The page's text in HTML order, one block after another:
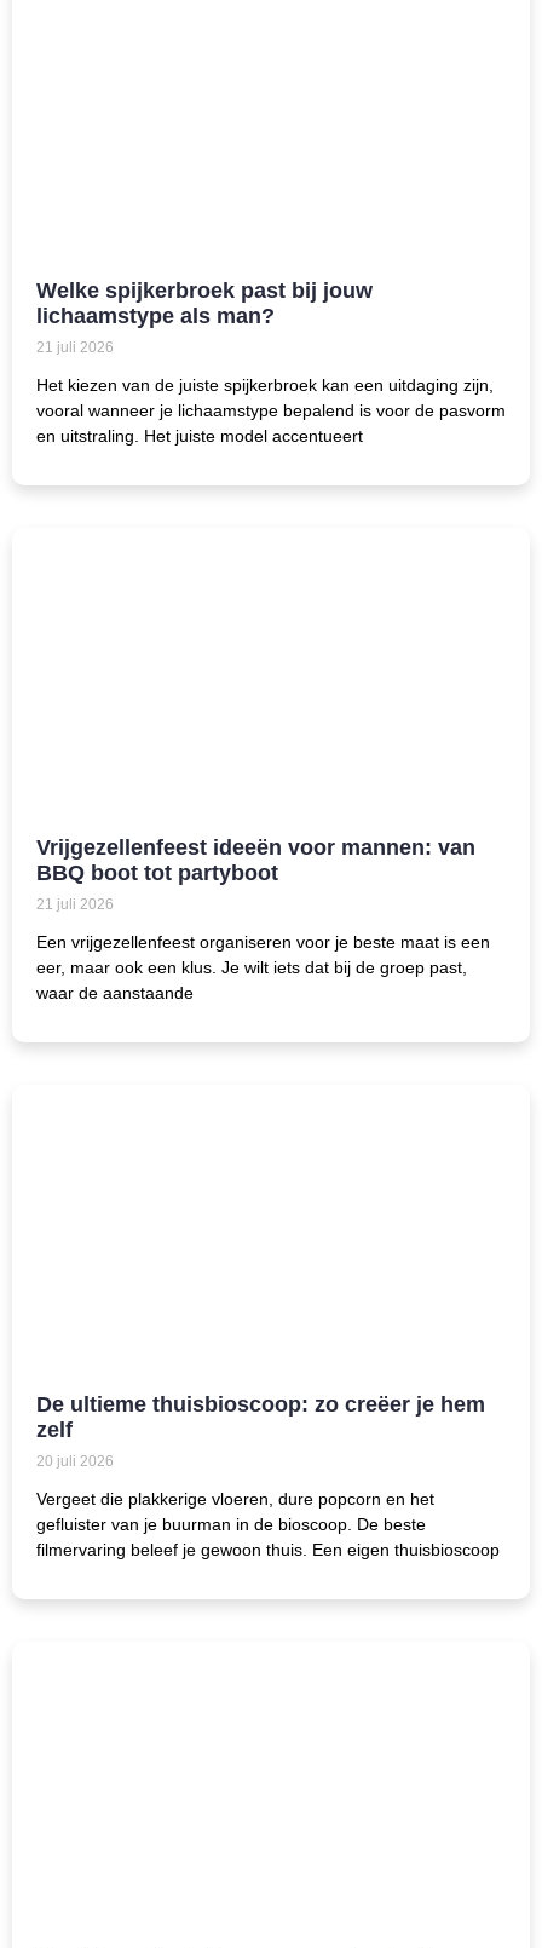
Welke spijkerbroek past bij jouw
lichaamstype als man?
21 juli 2026
Het kiezen van de juiste spijkerbroek kan een uitdaging zijn,
vooral wanneer je lichaamstype bepalend is voor de pasvorm
en uitstraling. Het juiste model accentueert
Vrijgezellenfeest ideeën voor mannen: van
BBQ boot tot partyboot
21 juli 2026
Een vrijgezellenfeest organiseren voor je beste maat is een
eer, maar ook een klus. Je wilt iets dat bij de groep past,
waar de aanstaande
De ultieme thuisbioscoop: zo creëer je hem
zelf
20 juli 2026
Vergeet die plakkerige vloeren, dure popcorn en het
gefluister van je buurman in de bioscoop. De beste
filmervaring beleef je gewoon thuis. Een eigen thuisbioscoop